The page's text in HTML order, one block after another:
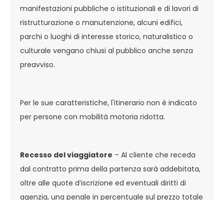
manifestazioni pubbliche o istituzionali e di lavori di
ristrutturazione o manutenzione, alcuni edifici,
parchi o luoghi di interesse storico, naturalistico o
culturale vengano chiusi al pubblico anche senza
preavviso.
Per le sue caratteristiche, l'itinerario non è indicato
per persone con mobilità motoria ridotta.
Recesso del viaggiatore – Al cliente che receda
dal contratto prima della partenza sarà addebitata,
oltre alle quote d’iscrizione ed eventuali diritti di
agenzia, una penale in percentuale sul prezzo totale